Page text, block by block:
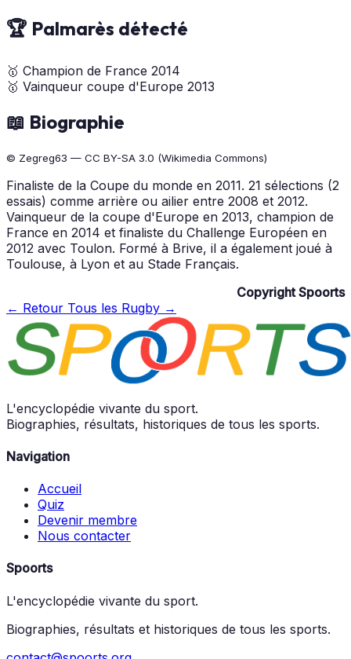
🏆 Palmarès détecté
🥇 Champion de France 2014
🥇 Vainqueur coupe d'Europe 2013
📖 Biographie
© Zegreg63 — CC BY-SA 3.0 (Wikimedia Commons)
Finaliste de la Coupe du monde en 2011. 21 sélections (2
essais) comme arrière ou ailier entre 2008 et 2012.
Vainqueur de la coupe d'Europe en 2013, champion de
France en 2014 et finaliste du Challenge Européen en
2012 avec Toulon. Formé à Brive, il a également joué à
Toulouse, à Lyon et au Stade Français.
Copyright Spoorts
← Retour Tous les Rugby →
L'encyclopédie vivante du sport.
Biographies, résultats, historiques de tous les sports.
Navigation
Accueil
Quiz
Devenir membre
Nous contacter
Spoorts
L'encyclopédie vivante du sport.
Biographies, résultats et historiques de tous les sports.